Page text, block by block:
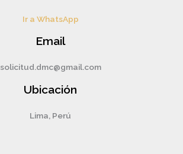
Ir a WhatsApp
Email
solicitud.dmc@gmail.com
Ubicación
Lima, Perú